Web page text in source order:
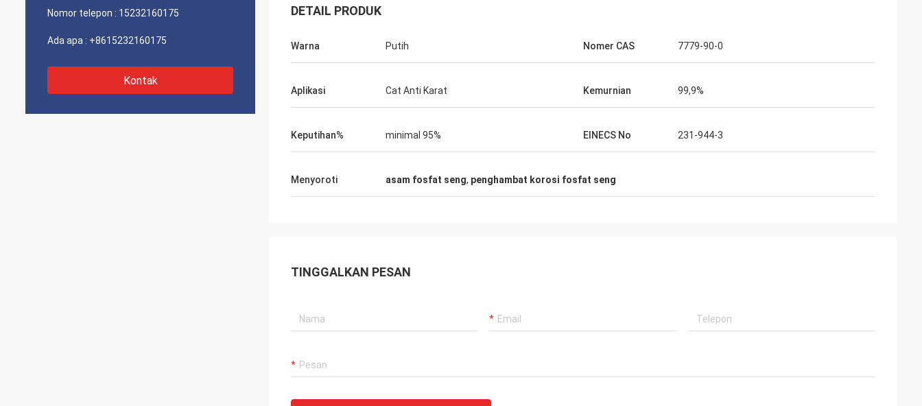
Nomor telepon : 15232160175
Ada apa : +8615232160175
Kontak
DETAIL PRODUK
Warna Putih Nomer CAS 7779-90-0
Aplikasi Cat Anti Karat Kemurnian 99,9%
Keputihan% minimal 95% EINECS No 231-944-3
Menyoroti asam fosfat seng, penghambat korosi fosfat seng
TINGGALKAN PESAN